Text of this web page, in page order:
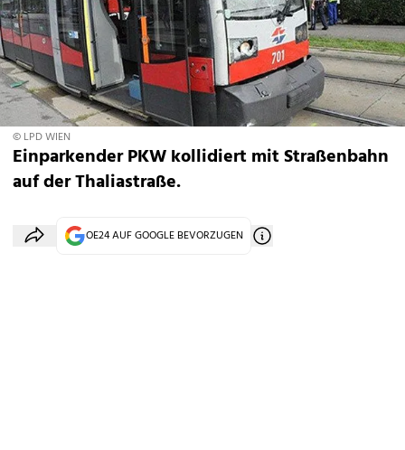
© LPD WIEN
Einparkender PKW kollidiert mit Straßenbahn
auf der Thaliastraße.
OE24 AUF GOOGLE BEVORZUGEN